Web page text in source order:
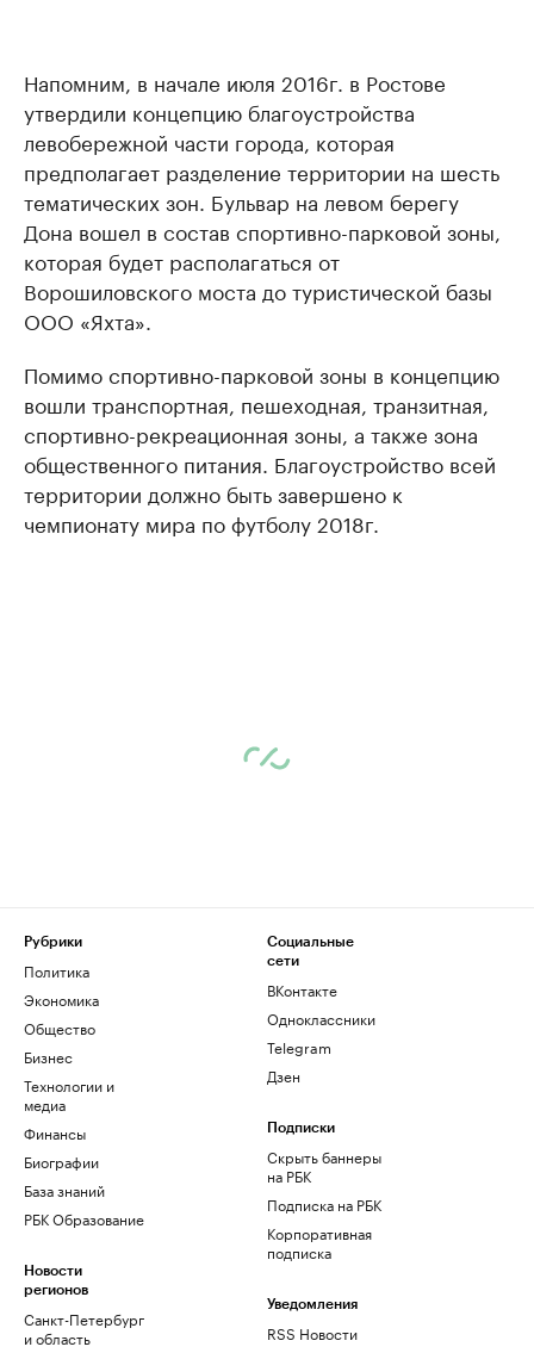
Напомним, в начале июля 2016г. в Ростове
утвердили концепцию благоустройства
левобережной части города, которая
предполагает разделение территории на шесть
тематических зон. Бульвар на левом берегу
Дона вошел в состав спортивно-парковой зоны,
которая будет располагаться от
Ворошиловского моста до туристической базы
ООО «Яхта».
Помимо спортивно-парковой зоны в концепцию
вошли транспортная, пешеходная, транзитная,
спортивно-рекреационная зоны, а также зона
общественного питания. Благоустройство всей
территории должно быть завершено к
чемпионату мира по футболу 2018г.
Рубрики
Политика
Экономика
Общество
Бизнес
Технологии и
медиа
Финансы
Биографии
База знаний
РБК Образование
Новости
регионов
Санкт-Петербург
и область
Социальные
сети
ВКонтакте
Одноклассники
Telegram
Дзен
Подписки
Скрыть баннеры
на РБК
Подписка на РБК
Корпоративная
подписка
Уведомления
RSS Новости